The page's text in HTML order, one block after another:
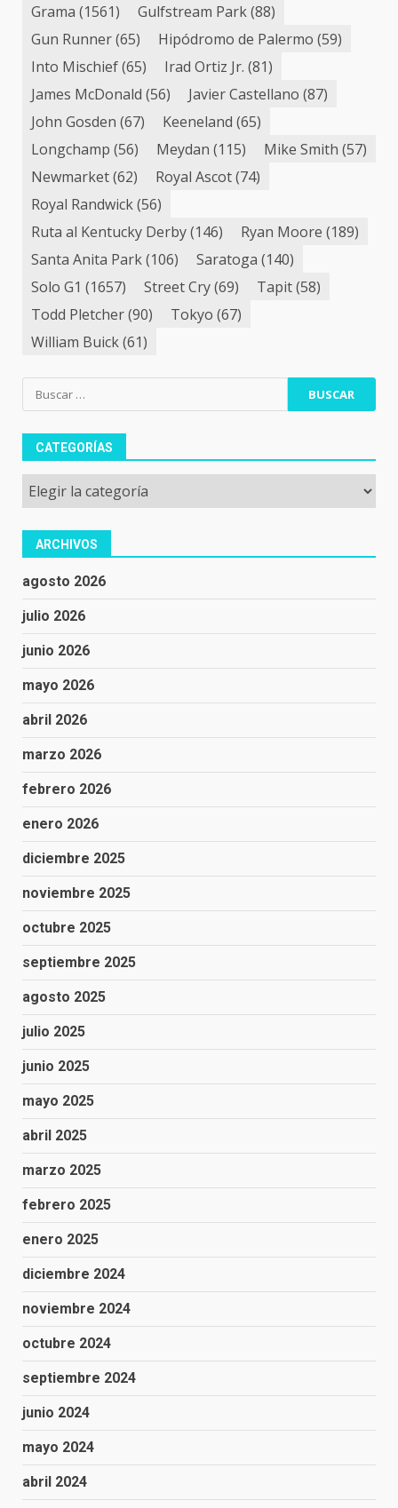
Grama (1561) Gulfstream Park(88)
Gun Runner(65) Hipódromo de Palermo (59)
Into Mischief(65) Irad Ortiz Jr. (81)
James McDonald (56) Javier Castellano (87)
John Gosden (67) Keeneland (65)
Longchamp (56) Meydan (115) Mike Smith (57)
Newmarket(62) Royal Ascot(74)
Royal Randwick(56)
Ruta al Kentucky Derby(146) Ryan Moore (189)
Santa Anita Park(106) Saratoga (140)
Solo G1 (1657) Street Cry(69) Tapit(58)
Todd Pletcher(90) Tokyo (67)
William Buick(61)
Buscar:
CATEGORÍAS
Categorías
ARCHIVOS
agosto 2026
julio 2026
junio 2026
mayo 2026
abril 2026
marzo 2026
febrero 2026
enero 2026
diciembre 2025
noviembre 2025
octubre 2025
septiembre 2025
agosto 2025
julio 2025
junio 2025
mayo 2025
abril 2025
marzo 2025
febrero 2025
enero 2025
diciembre 2024
noviembre 2024
octubre 2024
septiembre 2024
junio 2024
mayo 2024
abril 2024